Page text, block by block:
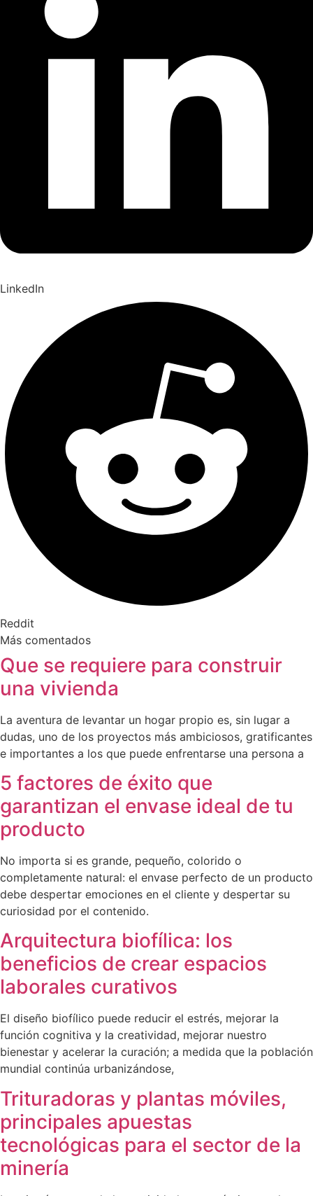
LinkedIn
Reddit
Más comentados
Que se requiere para construir
una vivienda
La aventura de levantar un hogar propio es, sin lugar a
dudas, uno de los proyectos más ambiciosos, gratificantes
e importantes a los que puede enfrentarse una persona a
5 factores de éxito que
garantizan el envase ideal de tu
producto
No importa si es grande, pequeño, colorido o
completamente natural: el envase perfecto de un producto
debe despertar emociones en el cliente y despertar su
curiosidad por el contenido.
Arquitectura biofílica: los
beneficios de crear espacios
laborales curativos
El diseño biofílico puede reducir el estrés, mejorar la
función cognitiva y la creatividad, mejorar nuestro
bienestar y acelerar la curación; a medida que la población
mundial continúa urbanizándose,
Trituradoras y plantas móviles,
principales apuestas
tecnológicas para el sector de la
minería